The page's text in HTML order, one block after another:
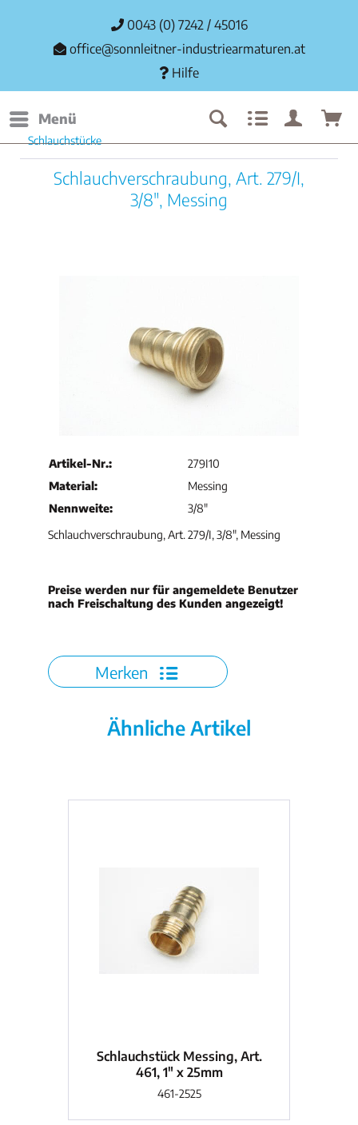
0043 (0) 7242 / 45016
office@sonnleitner-industriearmaturen.at
Hilfe
Menü
Schlauchstücke
Schlauchverschraubung, Art. 279/I,
3/8", Messing
Artikel-Nr.:
279I10
Material:
Messing
Nennweite:
3/8"
Schlauchverschraubung, Art. 279/I, 3/8", Messing
Preise werden nur für angemeldete Benutzer
nach Freischaltung des Kunden angezeigt!
Merken
Ähnliche Artikel
Schlauchstück Messing, Art.
461, 1" x 25mm
461-2525